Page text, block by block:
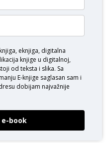
eknjiga, digitalna
knjige u digitalnoj,
od teksta i slika. Sa
E-knjige saglasan sam i
dobijam najvažnije
book